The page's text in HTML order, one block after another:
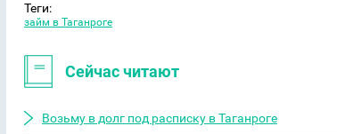
Теги:
займ в Таганроге
Сейчас читают
Возьму в долг под расписку в Таганроге